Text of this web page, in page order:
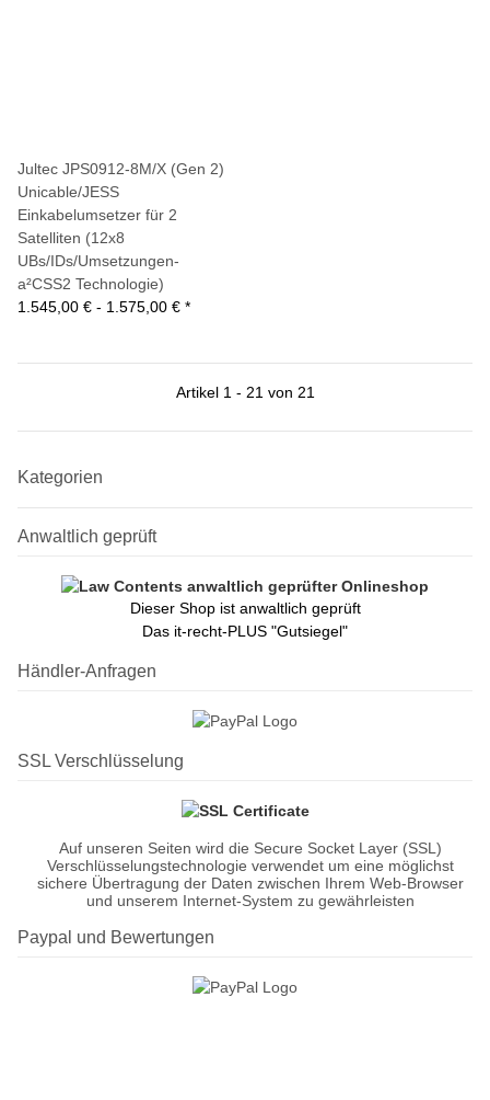
Jultec JPS0912-8M/X (Gen 2)
Unicable/JESS
Einkabelumsetzer für 2
Satelliten (12x8
UBs/IDs/Umsetzungen-
a²CSS2 Technologie)
1.545,00 € - 1.575,00 € *
Artikel 1 - 21 von 21
Kategorien
Anwaltlich geprüft
Dieser Shop ist anwaltlich geprüft
Das it-recht-PLUS "Gutsiegel"
Händler-Anfragen
SSL Verschlüsselung
Auf unseren Seiten wird die Secure Socket Layer (SSL)
Verschlüsselungstechnologie verwendet um eine möglichst
sichere Übertragung der Daten zwischen Ihrem Web-Browser
und unserem Internet-System zu gewährleisten
Paypal und Bewertungen